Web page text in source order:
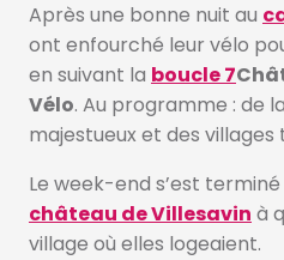
Après une bonne nuit au
ont enfourché leur vélo
en suivant la boucle 7
Vélo. Au programme : de
majestueux et des villages
Le week-end s’est
château de Villesavin à
village où elles logeaient.